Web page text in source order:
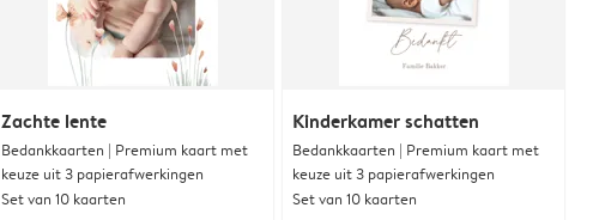
Zachte lente
Bedankkaarten | Premium kaart met
keuze uit 3 papierafwerkingen
Set van 10 kaarten
Kinderkamer schatten
Bedankkaarten | Premium kaart met
keuze uit 3 papierafwerkingen
Set van 10 kaarten